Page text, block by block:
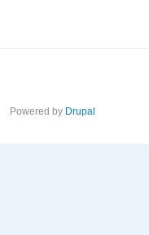
Powered by Drupal